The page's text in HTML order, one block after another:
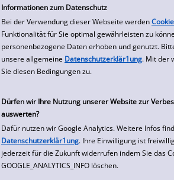
Informationen zum Datenschutz
Bei der Verwendung dieser Webseite werden
Funktionalität für Sie optimal gewährleisten zu
personenbezogene Daten erhoben und genutzt.
unsere allgemeine Datenschutzerklär1ung. Mit der
Sie diesen Bedingungen zu.
Dürfen wir Ihre Nutzung unserer Website zur
auswerten?
Dafür nutzen wir Google Analytics. Weitere Infos
Datenschutzerklär1ung. Ihre Einwilligung ist
jederzeit für die Zukunft widerrufen indem Sie das
GOOGLE_ANALYTICS_INFO löschen.
zur Navigation springen
zum Inhalt springen
Zur Detailanzeige springen